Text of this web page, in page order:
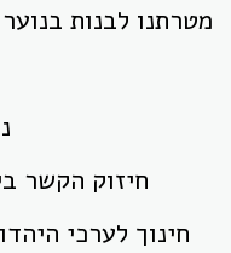
מטרתנו לבנות
חיזוק הקשר
חינוך לערכי